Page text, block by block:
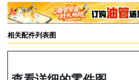
相关配件列表图